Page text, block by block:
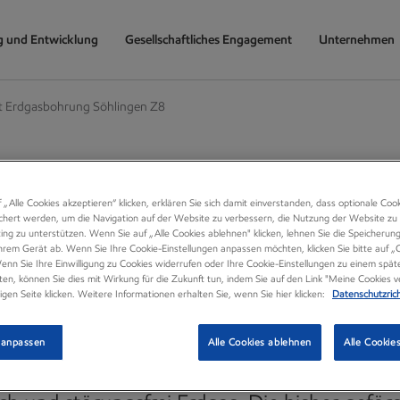
und Entwicklung Gesellschaftliches Engagement Unternehmen
Söhlingen Z8
wartet
30 Jahren fördert ExxonMobil mit der
„Alle Cookies akzeptieren“ klicken, erklären Sie sich damit einverstanden, dass optionale
werden, um die Navigation auf der Website zu verbessern, die Nutzung der Website zu
zu unterstützen. Wenn Sie auf „Alle Cookies ablehnen" klicken, lehnen Sie die
Gerät ab. Wenn Sie Ihre Cookie-Einstellungen anpassen möchten, klicken Sie bitte auf
Sie Ihre Einwilligung zu Cookies widerrufen oder Ihre Cookie-Einstellungen zu einem
können Sie dies mit Wirkung für die Zukunft tun, indem Sie auf den Link "Meine Cookies
Seite klicken. Weitere Informationen erhalten Sie, wenn Sie hier klicken:
Alle Cookies ablehnen Alle